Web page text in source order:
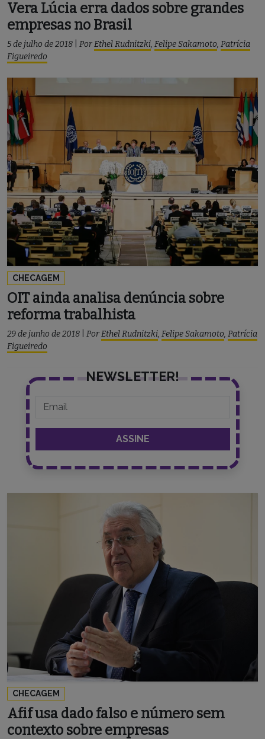
Vera Lúcia erra dados sobre grandes
empresas no Brasil
5 de julho de 2018 PorEthel Rudnitzki, Felipe Sakamoto, Patrícia
Figueiredo
CHECAGEM
OIT ainda analisa denúncia sobre
reforma trabalhista
29 de junho de 2018 PorEthel Rudnitzki, Felipe Sakamoto, Patrícia
Figueiredo
NEWSLETTER!
CHECAGEM
Afif usa dado falso e número sem
contexto sobre empresas